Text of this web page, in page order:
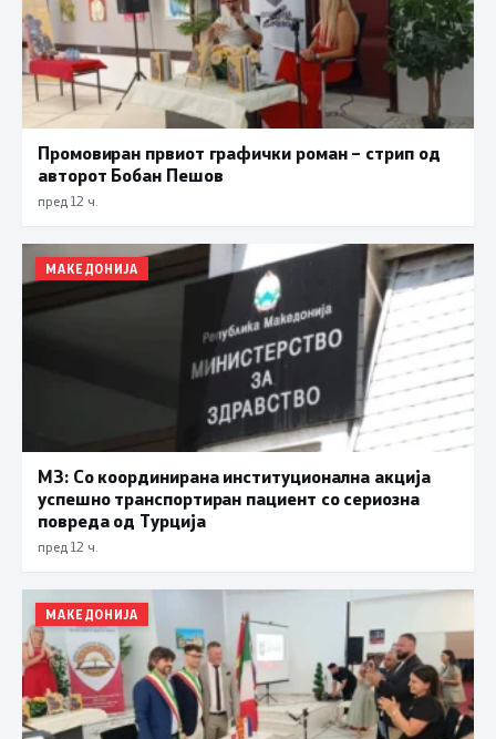
Промовиран првиот графички роман – стрип од
авторот Бобан Пешов
пред 12 ч.
МАКЕДОНИЈА
МЗ: Со координирана институционална акција
успешно транспортиран пациент со сериозна
повреда од Турција
пред 12 ч.
МАКЕДОНИЈА